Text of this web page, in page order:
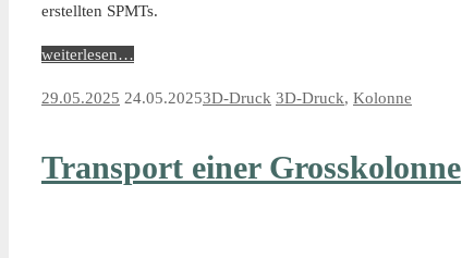
erstellten SPMTs.
weiterlesen…
29.05.2025 24.05.20253D-Druck 3D-Druck, Kolonne
Transport einer Grosskolonne